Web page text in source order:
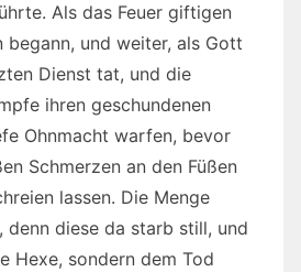
Als das Feuer giftigen
begann, und weiter, als Gott
Dienst tat, und die
ihren geschundenen
Ohnmacht warfen, bevor
Schmerzen an den Füßen
lassen. Die Menge
denn diese da starb still, und
Hexe, sondern dem Tod